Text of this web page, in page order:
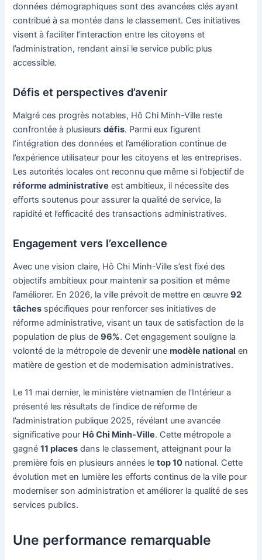
données démographiques sont des avancées clés ayant
contribué à sa montée dans le classement. Ces initiatives
visent à faciliter l’interaction entre les citoyens et
l’administration, rendant ainsi le service public plus
accessible.
Défis et perspectives d’avenir
Malgré ces progrès notables, Hô Chi Minh-Ville reste
confrontée à plusieursdéfis. Parmi eux figurent
l’intégration des données et l’amélioration continue de
l’expérience utilisateur pour les citoyens et les entreprises.
Les autorités locales ont reconnu que même si l’objectif de
réforme administrative est ambitieux, il nécessite des
efforts soutenus pour assurer la qualité de service, la
rapidité et l’efficacité des transactions administratives.
Engagement vers l’excellence
Avec une vision claire, Hô Chi Minh-Ville s’est fixé des
objectifs ambitieux pour maintenir sa position et même
l’améliorer. En 2026, la ville prévoit de mettre en œuvre92
tâches spécifiques pour renforcer ses initiatives de
réforme administrative, visant un taux de satisfaction de la
population de plus de96%. Cet engagement souligne la
volonté de la métropole de devenir unemodèle national en
matière de gestion et de modernisation administratives.
Le 11 mai dernier, le ministère vietnamien de l’Intérieur a
présenté les résultats de l’indice de réforme de
l’administration publique 2025, révélant une avancée
significative pour Hô Chi Minh-Ville. Cette métropole a
gagné11 places dans le classement, atteignant pour la
première fois en plusieurs années letop 10 national. Cette
évolution met en lumière les efforts continus de la ville pour
moderniser son administration et améliorer la qualité de ses
services publics.
Une performance remarquable